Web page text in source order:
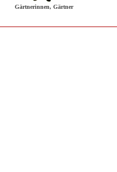
Gärtnerinnen, Gärtner